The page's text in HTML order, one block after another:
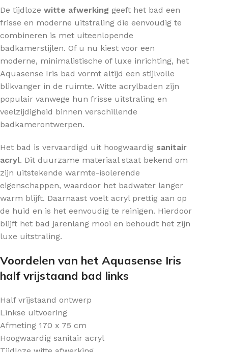
De tijdloze witte afwerking geeft het bad een
frisse en moderne uitstraling die eenvoudig te
combineren is met uiteenlopende
badkamerstijlen. Of u nu kiest voor een
moderne, minimalistische of luxe inrichting, het
Aquasense Iris bad vormt altijd een stijlvolle
blikvanger in de ruimte. Witte acrylbaden zijn
populair vanwege hun frisse uitstraling en
veelzijdigheid binnen verschillende
badkamerontwerpen.
Het bad is vervaardigd uit hoogwaardig sanitair
acryl. Dit duurzame materiaal staat bekend om
zijn uitstekende warmte-isolerende
eigenschappen, waardoor het badwater langer
warm blijft. Daarnaast voelt acryl prettig aan op
de huid en is het eenvoudig te reinigen. Hierdoor
blijft het bad jarenlang mooi en behoudt het zijn
luxe uitstraling.
Voordelen van het Aquasense Iris
half vrijstaand bad links
Half vrijstaand ontwerp
Linkse uitvoering
Afmeting 170 x 75 cm
Hoogwaardig sanitair acryl